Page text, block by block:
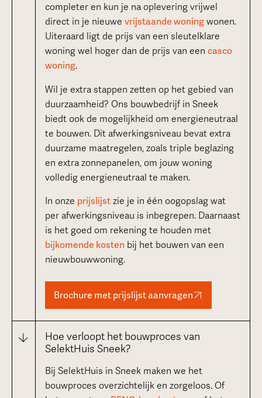
completer en kun je na oplevering vrijwel
direct in je nieuwe vrijstaande woningwonen.
Uiteraard ligt de prijs van een sleutelklare
woning wel hoger dan de prijs van een casco
woning.
Wil je extra stappen zetten op het gebied van
duurzaamheid? Ons bouwbedrijf in Sneek
biedt ook de mogelijkheid om energieneutraal
te bouwen. Dit afwerkingsniveau bevat extra
duurzame maatregelen, zoals triple beglazing
en extra zonnepanelen, om jouw woning
volledig energieneutraal te maken.
In onze prijslijstzie je in één oogopslag wat
per afwerkingsniveau is inbegrepen. Daarnaast
is het goed om rekening te houden met
bijkomende kosten bij het bouwen van een
nieuwbouwwoning.
Brochure met prijslijst aanvragen
Hoe verloopt het bouwproces van
SelektHuis Sneek?
Bij SelektHuis in Sneek maken we het
bouwproces overzichtelijk en zorgeloos. Of